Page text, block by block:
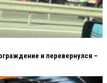
и перевернулся –